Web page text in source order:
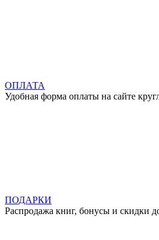
ОПЛАТА
Удобная форма оплаты на сайте
ПОДАРКИ
Распродажа книг, бонусы и скидки